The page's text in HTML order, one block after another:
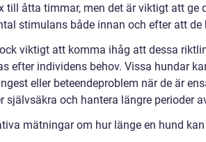
till åtta timmar, men det är viktigt att ge
stimulans både innan och efter att de
viktigt att komma ihåg att dessa
efter individens behov. Vissa hundar
eller beteendeproblem när de är
självsäkra och hantera längre perioder
mätningar om hur länge en hund